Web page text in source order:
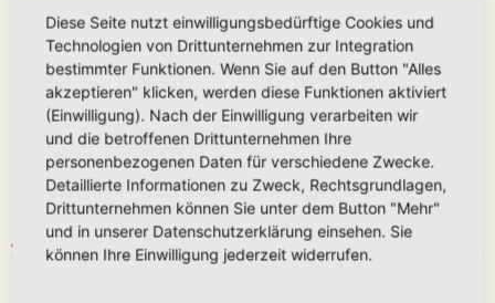
Regeln kann der Betreiber dich nach Abmahnung zeitweise oder
dauerhaft von der Nutzung dieses Boards ausschließen und dir ein
Hausverbot erteilen.
Du nimmst zur Kenntnis, dass der Betreiber keine Verantwortung für die
Inhalte von Beiträgen übernimmt, die er nicht selbst erstellt hat oder die
er nicht zur Kenntnis genommen hat. Du gestattest dem Betreiber, dein
Benutzerkonto, Beiträge und Funktionen jederzeit zu löschen oder zu
sperren.
Du gestattest dem Betreiber darüber hinaus, deine Beiträge
abzuändern, sofern sie gegen o. g. Regeln verstoßen oder geeignet
sind, dem Betreiber oder einem Dritten Schaden zuzufügen.
4. GENERAL PUBLIC LICENSE
Diese Seite nutzt einwilligungsbedürftige Cookies und
Technologien von Drittunternehmen zur Integration
bestimmter Funktionen. Wenn Sie auf den Button "Alles
akzeptieren" klicken, werden diese Funktionen aktiviert
(Einwilligung). Nach der Einwilligung verarbeiten wir
und die betroffenen Drittunternehmen Ihre
personenbezogenen Daten für verschiedene Zwecke.
Detaillierte Informationen zu Zweck, Rechtsgrundlagen,
Drittunternehmen können Sie unter dem Button "Mehr"
und in unserer Datenschutzerklärung einsehen. Sie
können Ihre Einwilligung jederzeit widerrufen.